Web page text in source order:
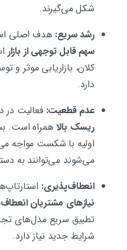
شکل می‌گیرند.
رشد سریع: هدف اصلی
سهم قابل توجهی از بازار
کلان، بازاریابی موثر و
دارد.
عدم قطعیت: فعالیت در
ریسک بالا همراه است.
اولیه با شکست مواجه
می‌شوند می‌توانند به
انعطاف‌پذیری:
نیازهای مشتریان
تطبیق سریع مدل‌های
شرایط جدید نیاز دارد.